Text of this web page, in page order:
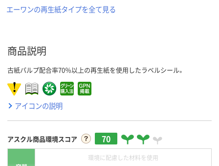
エーワンの再生紙タイプを全て見る
商品説明
古紙パルプ配合率70％以上の再生紙を使用したラベルシール。
アイコンの説明
アスクル商品環境スコア 70
環境に配慮した材料を使用